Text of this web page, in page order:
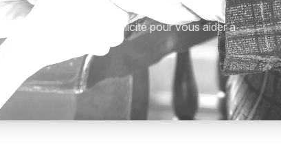
avec respect et simplicité pour vous aider à